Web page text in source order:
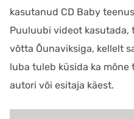
kasutanud CD Baby
Puuluubi videot
võtta Õunaviksiga, kellelt
luba tuleb küsida ka
autori või esitaja käest.